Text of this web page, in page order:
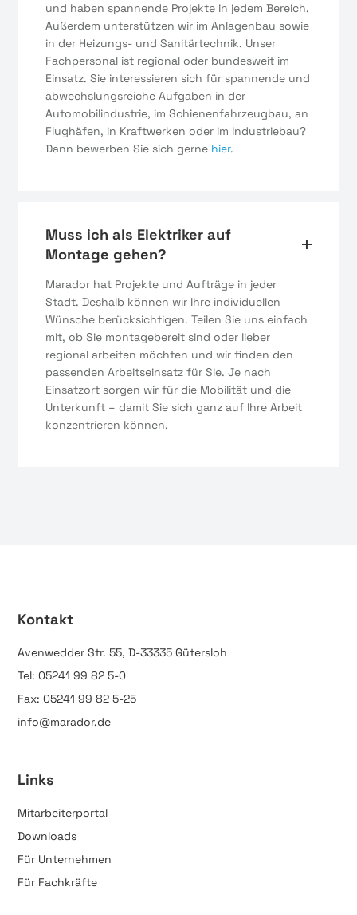
und haben spannende Projekte in jedem Bereich.
Außerdem unterstützen wir im Anlagenbau sowie
in der Heizungs- und Sanitärtechnik. Unser
Fachpersonal ist regional oder bundesweit im
Einsatz. Sie interessieren sich für spannende und
abwechslungsreiche Aufgaben in der
Automobilindustrie, im Schienenfahrzeugbau, an
Flughäfen, in Kraftwerken oder im Industriebau?
Dann bewerben Sie sich gerne hier.
Muss ich als Elektriker auf
Montage gehen?
Marador hat Projekte und Aufträge in jeder
Stadt. Deshalb können wir Ihre individuellen
Wünsche berücksichtigen. Teilen Sie uns einfach
mit, ob Sie montagebereit sind oder lieber
regional arbeiten möchten und wir finden den
passenden Arbeitseinsatz für Sie. Je nach
Einsatzort sorgen wir für die Mobilität und die
Unterkunft – damit Sie sich ganz auf Ihre Arbeit
konzentrieren können.
Kontakt
Avenwedder Str. 55, D-33335 Gütersloh
Tel: 05241 99 82 5-0
Fax: 05241 99 82 5-25
info@marador.de
Links
Mitarbeiterportal
Downloads
Für Unternehmen
Für Fachkräfte